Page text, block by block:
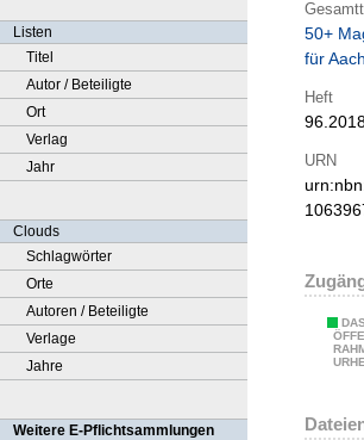
Listen
Titel
Autor / Beteiligte
Ort
Verlag
Jahr
Clouds
Schlagwörter
Orte
Autoren / Beteiligte
Verlage
Jahre
Weitere E-Pflichtsammlungen
50+
für
Heft
URN